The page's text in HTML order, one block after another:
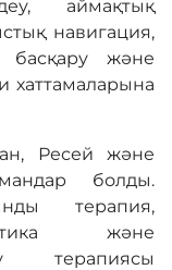
аймақтық
навигация,
басқару және
хаттамаларына
Ресей және
болды.
терапия,
және
терапиясы